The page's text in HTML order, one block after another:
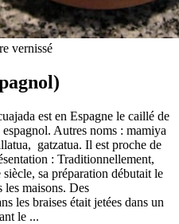
vernissé
est en Espagne le caillé de
Autres noms : mamiya
gatzatua. Il est proche de
: Traditionnellement,
sa préparation débutait le
les maisons. Des
les braises était jetées dans un
le ...